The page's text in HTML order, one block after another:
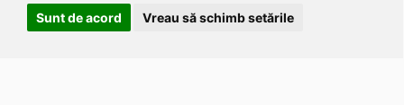
Sunt de acord Vreau să schimb setările